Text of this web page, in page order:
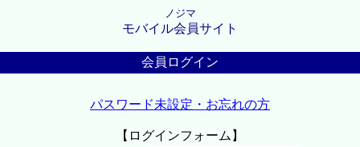
ノジマ
モバイル会員サイト
会員ログイン
パスワード未設定・お忘れの方
【ログインフォーム】